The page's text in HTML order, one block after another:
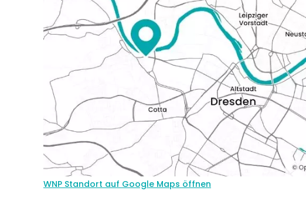
WNP Standort auf Google Maps öffnen